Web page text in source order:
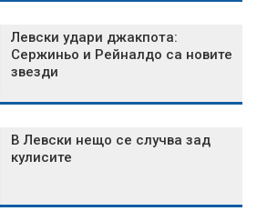
Левски удари джакпота:
Сержиньо и Рейналдо са новите
звезди
В Левски нещо се случва зад
кулисите